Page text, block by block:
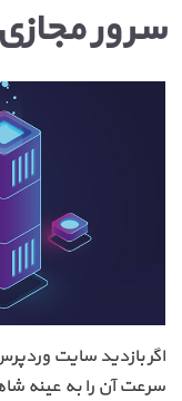
سرور
اگر بازدید سایت
سرعت آن را به عینه